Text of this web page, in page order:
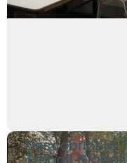
Descobrint la